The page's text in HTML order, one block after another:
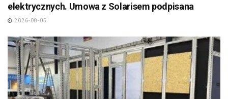
elektrycznych. Umowa z Solarisem podpisana
2026-08-05